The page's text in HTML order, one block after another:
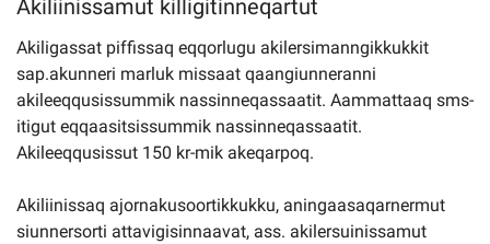
Akiliinissamut killigitinneqartut
Akiligassat piffissaq eqqorlugu akilersimanngikkukkit
sap.akunneri marluk missaat qaangiunneranni
akileeqqusissummik nassinneqassaatit. Aammattaaq sms-
itigut eqqaasitsissummik nassinneqassaatit.
Akileeqqusissut 150 kr-mik akeqarpoq.
Akiliinissaq ajornakusoortikkukku, aningaasaqarnermut
siunnersorti attavigisinnaavat, ass. akilersuinissamut